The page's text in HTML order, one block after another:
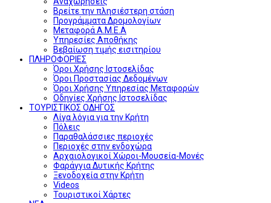
Βρείτε την πλησιέστερη στάση
Προγράμματα Δρομολογίων
Μεταφορά Α.Μ.Ε.Α
Υπηρεσίες Αποθήκης
Βεβαίωση τιμής εισιτηρίου
ΠΛΗΡΟΦΟΡΙΕΣ
Όροι Χρήσης Ιστοσελίδας
Όροι Προστασίας Δεδομένων
Όροι Χρήσης Υπηρεσίας Μεταφορών
Οδηγίες Χρήσης Ιστοσελίδας
ΤΟΥΡΙΣΤΙΚΟΣ ΟΔΗΓΟΣ
Λίγα λόγια για την Κρήτη
Πόλεις
Παραθαλάσσιες περιοχές
Περιοχές στην ενδοχώρα
Αρχαιολογικοί Χώροι-Μουσεία-Μονές
Φαράγγια Δυτικής Κρήτης
Ξενοδοχεία στην Κρήτη
Videos
Τουριστικοί Χάρτες